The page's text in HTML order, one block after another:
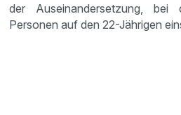
der Auseinandersetzung,
Personen auf den 22-Jährigen